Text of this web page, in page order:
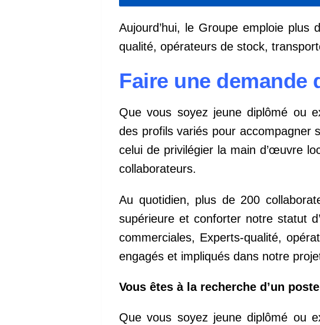
Aujourd’hui, le Groupe emploie plus
qualité, opérateurs de stock,
Faire une demande
Que vous soyez jeune diplômé ou
des profils variés pour accompagner
celui de privilégier la main d’œuvre
collaborateurs.
Au quotidien, plus de 200
supérieure et conforter notre statut
commerciales, Experts-qualité,
engagés et impliqués dans notre
Vous êtes à la recherche d’un
Que vous soyez jeune diplômé ou